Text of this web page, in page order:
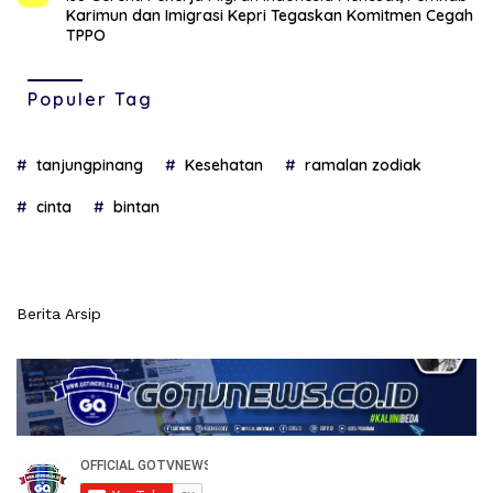
Karimun dan Imigrasi Kepri Tegaskan Komitmen Cegah
TPPO
Populer Tag
tanjungpinang Kesehatan ramalan zodiak
cinta bintan
Berita Arsip